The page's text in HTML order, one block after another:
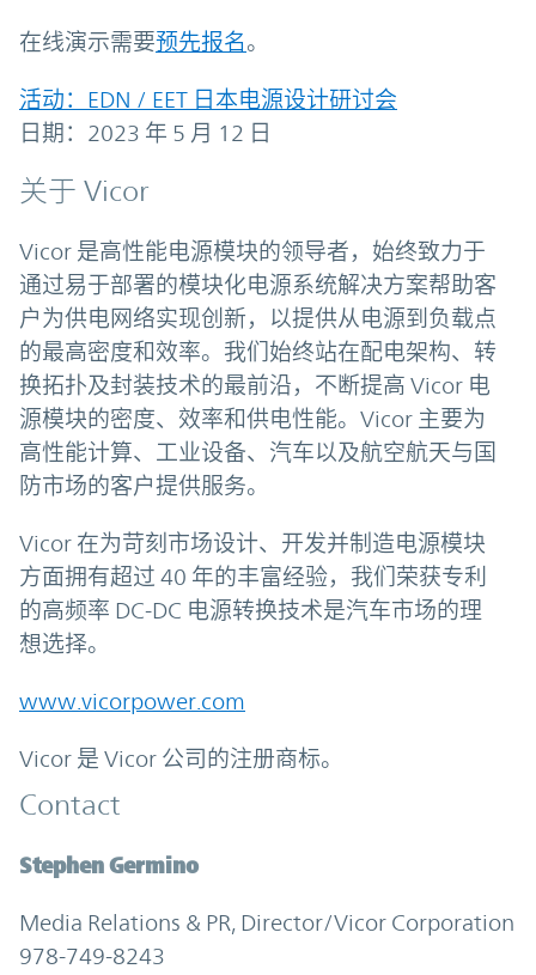
在线演示需要预先报名。
活动：EDN / EET 日本电源设计研讨会
日期：2023 年 5 月 12 日
关于 Vicor
Vicor 是高性能电源模块的领导者，始终致力于
通过易于部署的模块化电源系统解决方案帮助客
户为供电网络实现创新，以提供从电源到负载点
的最高密度和效率。我们始终站在配电架构、转
换拓扑及封装技术的最前沿，不断提高 Vicor 电
源模块的密度、效率和供电性能。Vicor 主要为
高性能计算、工业设备、汽车以及航空航天与国
防市场的客户提供服务。
Vicor 在为苛刻市场设计、开发并制造电源模块
方面拥有超过 40 年的丰富经验，我们荣获专利
的高频率 DC-DC 电源转换技术是汽车市场的理
想选择。
www.vicorpower.com
Vicor 是 Vicor 公司的注册商标。
Contact
Stephen Germino
Media Relations & PR, Director/Vicor Corporation
978-749-8243